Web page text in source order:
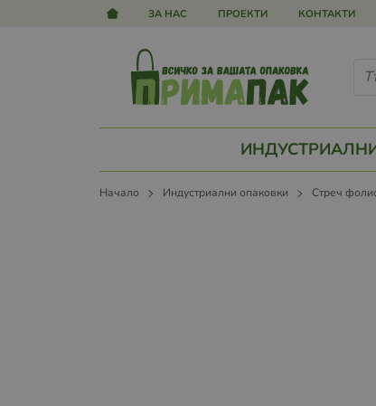
ЗА НАС ПРОЕКТИ КОНТАКТИ
Начало Индустриални опаковки Стреч